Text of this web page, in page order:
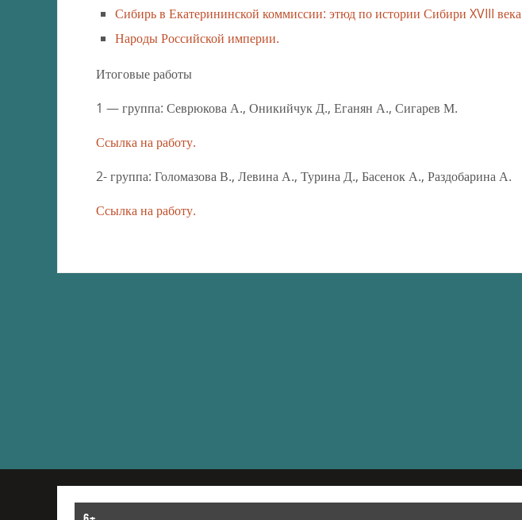
Сибирь в Екатерининской коммиссии: этюд по истории Сибири XVIII века
Народы Российской империи.
Итоговые работы
1 — группа: Севрюкова А., Оникийчук Д., Еганян А., Сигарев М.
Ссылка на работу.
2- группа: Голомазова В., Левина А., Турина Д., Басенок А., Раздобарина А.
Ссылка на работу.